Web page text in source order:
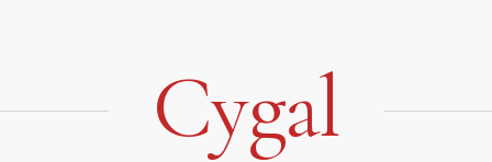
Cygal